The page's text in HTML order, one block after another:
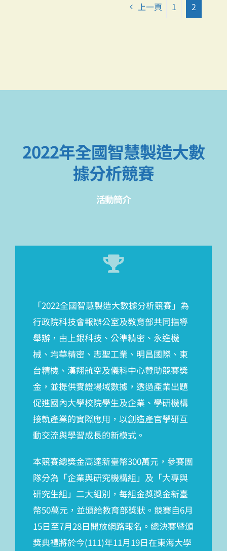
上一頁 1 2
2022年全國智慧製造大數
據分析競賽
活動簡介
「2022全國智慧製造大數據分析競賽」為
行政院科技會報辦公室及教育部共同指導
舉辦，由上銀科技、公準精密、永進機
械、均華精密、志聖工業、明昌國際、東
台精機、漢翔航空及儀科中心贊助競賽獎
金，並提供實證場域數據，透過產業出題
促進國內大學校院學生及企業、學研機構
接軌產業的實際應用，以創造產官學研互
動交流與學習成長的新模式。
本競賽總獎金高達新臺幣300萬元，參賽團
隊分為「企業與研究機構組」及「大專與
研究生組」二大組別，每組金獎獎金新臺
幣50萬元，並頒給教育部獎狀。競賽自6月
15日至7月28日開放網路報名。總決賽暨頒
獎典禮將於今(111)年11月19日在東海大學